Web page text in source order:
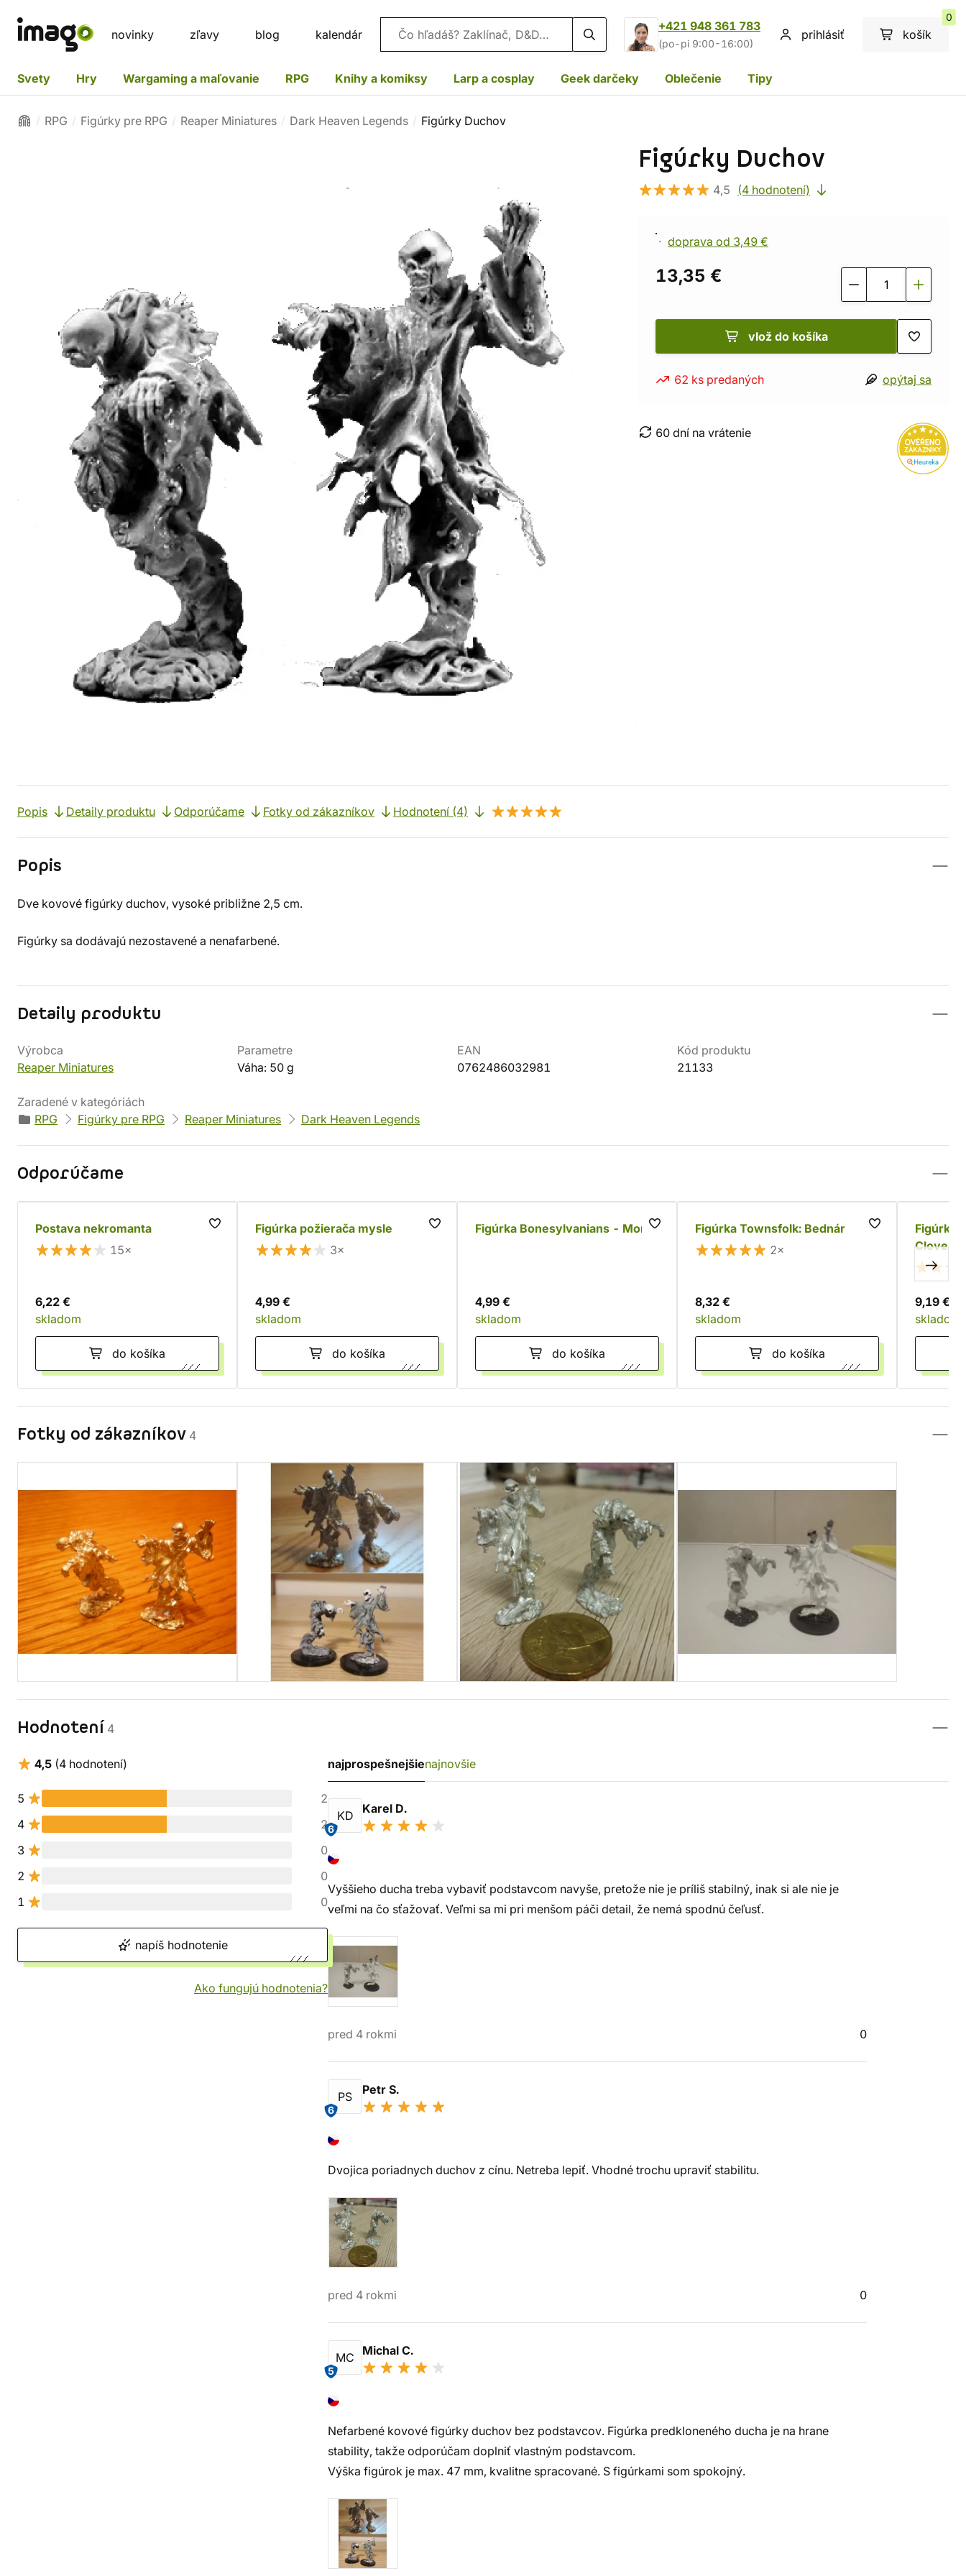
novinky zľavy blog kalendár Vyhľadávanie
+421 948 361 783
(po-pi 9:00-16:00)
prihlásiť košík
0
Svety Hry Wargaming a maľovanie RPG Knihy a komiksy Larp a cosplay Geek darčeky Oblečenie Tipy
RPG Figúrky pre RPG Reaper Miniatures Dark Heaven Legends Figúrky Duchov
Figúrky Duchov
4,5 (4 hodnotení)
doprava od 3,49 €
13,35 €
vlož do košíka
62 ks predaných opýtaj sa
60 dní na vrátenie
Popis Detaily produktu Odporúčame Fotky od zákazníkov Hodnotení (4)
Popis
Dve kovové figúrky duchov, vysoké približne 2,5 cm.
Figúrky sa dodávajú nezostavené a nenafarbené.
Detaily produktu
Výrobca
Reaper Miniatures
Parametre
Váha: 50 g
EAN
0762486032981
Kód produktu
21133
Zaradené v kategóriách
RPG
Figúrky pre RPG Reaper Miniatures Dark Heaven Legends
Odporúčame
Postava nekromanta
15×
6,22 €
skladom
do košíka
Figúrka požierača mysle
3×
4,99 €
skladom
do košíka
Figúrka Bonesylvanians - Morty
4,99 €
skladom
do košíka
Figúrka Townsfolk: Bednár
2×
8,32 €
skladom
do košíka
Figúrka
9,19 €
skladom
Fotky od zákazníkov 4
Hodnotení 4
4,5 (4 hodnotení)
5
2
4
2
3
0
2
0
1
0
napíš hodnotenie
Ako fungujú hodnotenia?
najprospešnejšienajnovšie
KD
6
Karel D.
Vyššieho ducha treba vybaviť podstavcom navyše, pretože nie je príliš stabilný, inak si ale nie je
veľmi na čo sťažovať. Veľmi sa mi pri menšom páči detail, že nemá spodnú čeľusť.
pred 4 rokmi 0
PS
6
Petr S.
Dvojica poriadnych duchov z cínu. Netreba lepiť. Vhodné trochu upraviť stabilitu.
pred 4 rokmi 0
MC
5
Michal C.
Nefarbené kovové figúrky duchov bez podstavcov. Figúrka predkloneného ducha je na hrane
stability, takže odporúčam doplniť vlastným podstavcom.
Výška figúrok je max. 47 mm, kvalitne spracované. S figúrkami som spokojný.